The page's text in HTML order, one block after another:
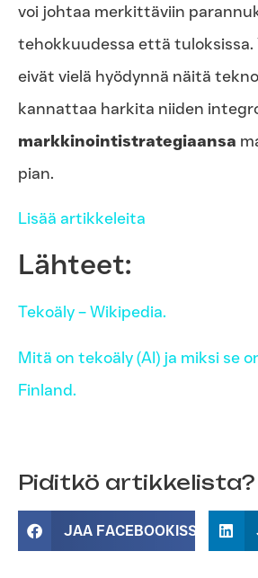
voi johtaa merkittäviin
tehokkuudessa että
eivät vielä hyödynnä näitä
kannattaa harkita niiden
markkinointistrategiaansa
pian.
Lisää artikkeleita
Lähteet:
Tekoäly – Wikipedia.
Mitä on tekoäly (AI) ja miksi se
Finland.
Piditkö artikkelista?
JAA FACEBOOKISSA